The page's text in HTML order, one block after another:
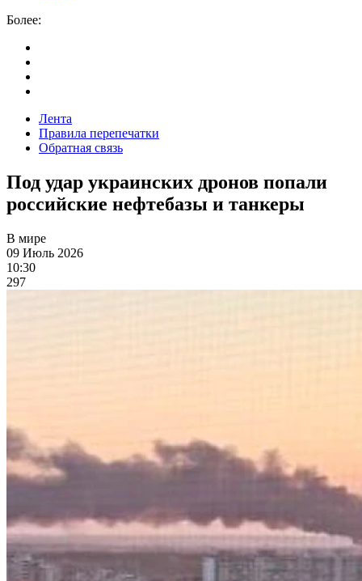
Более:
Лента
Правила перепечатки
Обратная связь
Под удар украинских дронов попали
российские нефтебазы и танкеры
В мире
09 Июль 2026
10:30
297